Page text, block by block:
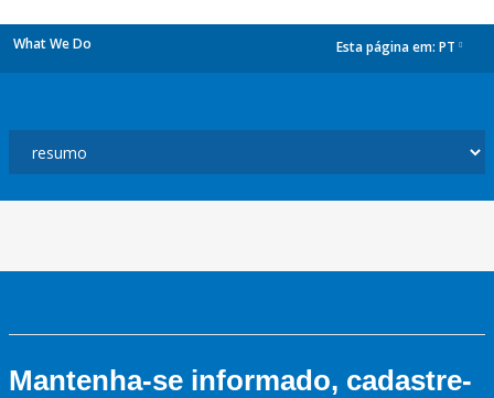
What We Do Esta página em: PT
Mantenha-se informado, cadastre-